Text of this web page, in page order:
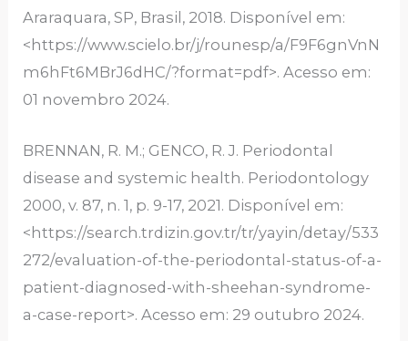
Araraquara, SP, Brasil, 2018. Disponível em:
<https://www.scielo.br/j/rounesp/a/F9F6gnVnN
m6hFt6MBrJ6dHC/?format=pdf>. Acesso em:
01 novembro 2024.
BRENNAN, R. M.; GENCO, R. J. Periodontal
disease and systemic health. Periodontology
2000, v. 87, n. 1, p. 9-17, 2021. Disponível em:
<https://search.trdizin.gov.tr/tr/yayin/detay/533
272/evaluation-of-the-periodontal-status-of-a-
patient-diagnosed-with-sheehan-syndrome-
a-case-report>. Acesso em: 29 outubro 2024.